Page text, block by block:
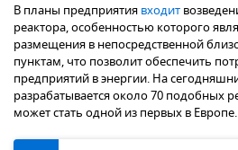
В планы предприятия входит
реактора, особенностью которого
размещения в непосредственной
пунктам, что позволит обеспечить
предприятий в энергии. На
разрабатывается около 70 подобных
может стать одной из первых в Европе.